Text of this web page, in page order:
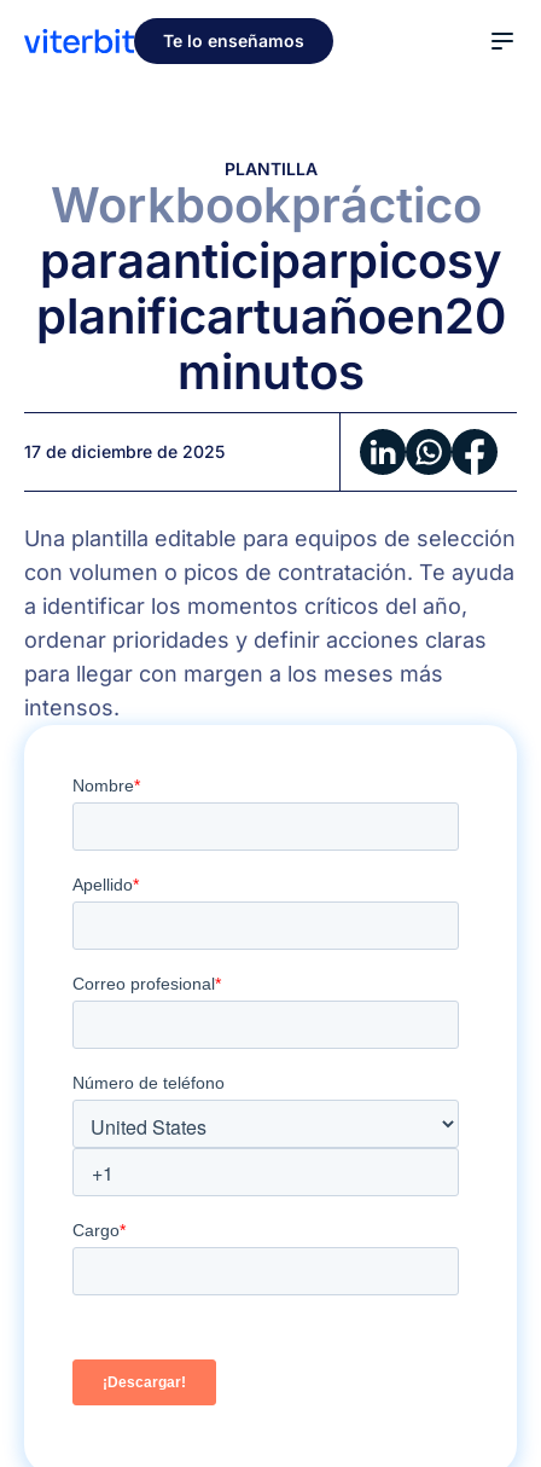
Te lo enseñamos
para
picos
tu
en
PLANTILLA
Workbookpráctico
paraanticiparpicosy
planificartuañoen20
minutos
17 de diciembre de 2025
Una plantilla editable para equipos de selección
con volumen o picos de contratación. Te ayuda
a identificar los momentos críticos del año,
ordenar prioridades y definir acciones claras
para llegar con margen a los meses más
intensos.